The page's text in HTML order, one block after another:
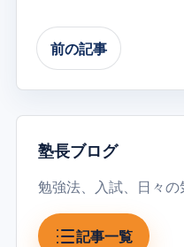
前の記事
塾長ブログ
勉強法、入試、日々の
記事一覧